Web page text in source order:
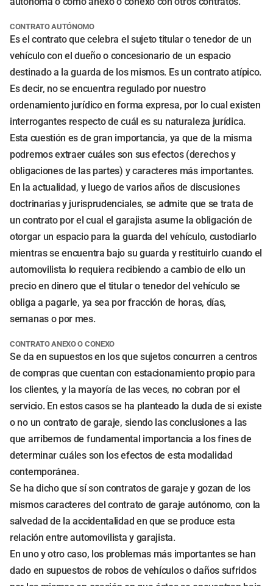
CONTRATO AUTÓNOMO
Es el contrato que celebra el sujeto titular o tenedor de un
vehículo con el dueño o concesionario de un espacio
destinado a la guarda de los mismos. Es un contrato atípico.
Es decir, no se encuentra regulado por nuestro
ordenamiento jurídico en forma expresa, por lo cual existen
interrogantes respecto de cuál es su naturaleza jurídica.
Esta cuestión es de gran importancia, ya que de la misma
podremos extraer cuáles son sus efectos (derechos y
obligaciones de las partes) y caracteres más importantes.
En la actualidad, y luego de varios años de discusiones
doctrinarias y jurisprudenciales, se admite que se trata de
un contrato por el cual el garajista asume la obligación de
otorgar un espacio para la guarda del vehículo, custodiarlo
mientras se encuentra bajo su guarda y restituirlo cuando el
automovilista lo requiera recibiendo a cambio de ello un
precio en dinero que el titular o tenedor del vehículo se
obliga a pagarle, ya sea por fracción de horas, días,
semanas o por mes.
CONTRATO ANEXO O CONEXO
Se da en supuestos en los que sujetos concurren a centros
de compras que cuentan con estacionamiento propio para
los clientes, y la mayoría de las veces, no cobran por el
servicio. En estos casos se ha planteado la duda de si existe
o no un contrato de garaje, siendo las conclusiones a las
que arribemos de fundamental importancia a los fines de
determinar cuáles son los efectos de esta modalidad
contemporánea.
Se ha dicho que sí son contratos de garaje y gozan de los
mismos caracteres del contrato de garaje autónomo, con la
salvedad de la accidentalidad en que se produce esta
relación entre automovilista y garajista.
En uno y otro caso, los problemas más importantes se han
dado en supuestos de robos de vehículos o daños sufridos